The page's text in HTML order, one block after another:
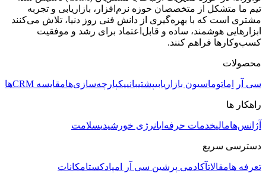
تیم ما متشکل از متخصصان حوزه نرم‌افزار، بازاریابی و تجربه
مشتری است که با بهره‌گیری از دانش فنی روز دنیا، تلاش می‌کنند
ابزارهایی هوشمند، ساده و قابل‌اعتماد برای رشد و موفقیت
کسب‌وکارها فراهم کنند.
محصولات
سی آر اِماتوماسیون بازاریابیپشتیبانییکپارچه‌سازی‌هامقایسه CRMها
راهکار ها
آژانس‌هامالیخدمات حرفه‌ایانرژی خورشیدیسلامت
دسترسی سریع
تعرفه هامقالاتآکادمی پرشین سی آر امپادکستامکانات